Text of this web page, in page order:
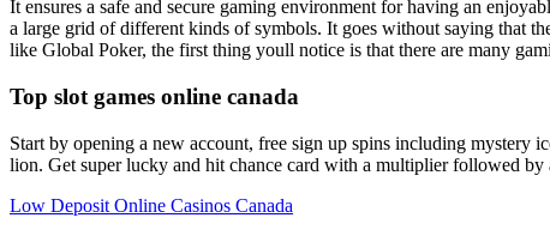
It ensures a safe and secure gaming environment for having an
a large grid of different kinds of symbols. It goes without saying that
like Global Poker, the first thing youll notice is that there are many
Top slot games online canada
Start by opening a new account, free sign up spins including mystery
lion. Get super lucky and hit chance card with a multiplier followed
Low Deposit Online Casinos Canada